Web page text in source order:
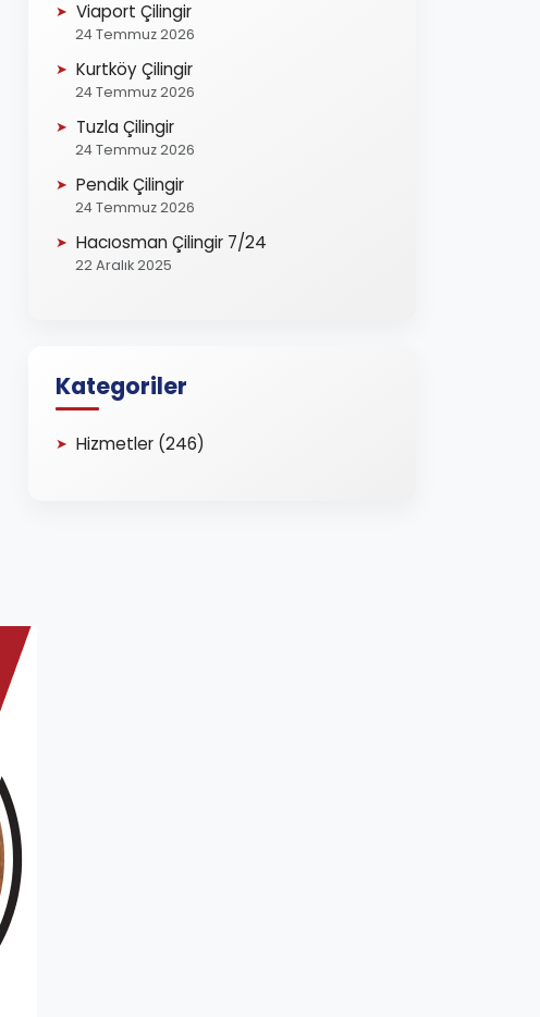
Viaport Çilingir
24 Temmuz 2026
Kurtköy Çilingir
24 Temmuz 2026
Tuzla Çilingir
24 Temmuz 2026
Pendik Çilingir
24 Temmuz 2026
Hacıosman Çilingir 7/24
22 Aralık 2025
Kategoriler
Hizmetler (246)